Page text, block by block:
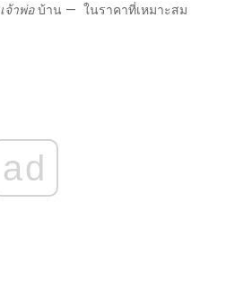
เจ้าพ่อบ้าน — ในราคาที่เหมาะสม
ad